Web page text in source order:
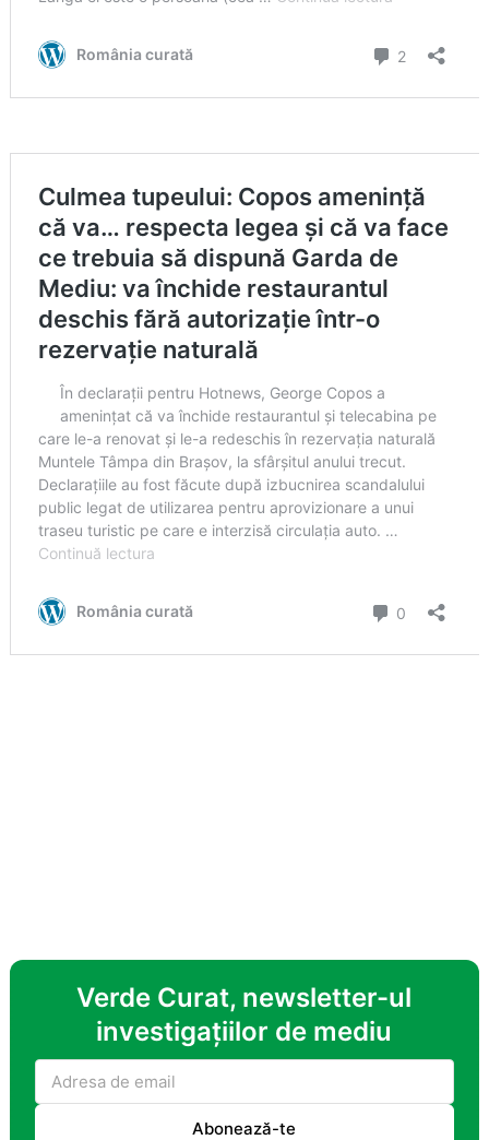
Verde Curat, newsletter-ul
investigațiilor de mediu
Abonează-te